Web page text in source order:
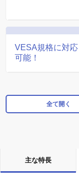
VESA規格に対
可能！
全て開く
主な特長